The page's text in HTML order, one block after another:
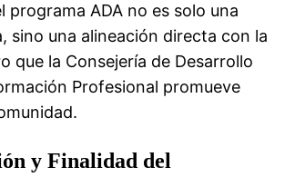
programa ADA no es solo una
sino una alineación directa con la
que la Consejería de Desarrollo
Profesional promueve
y Finalidad del